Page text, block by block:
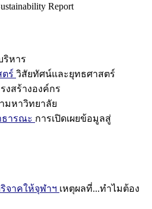
Report
หาร
ร์ วิสัยทัศน์และยุทธศาสตร์
งสร้างองค์กร
มหาวิทยาลัย
ธารณะ การเปิดเผยข้อมูลสู่
จาคให้จุฬาฯ เหตุผลที่...ทำไมต้อง